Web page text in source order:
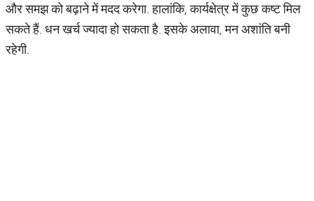
और समझ को बढ़ाने में मदद करेगा. हालांकि, कार्यक्षेत्र में कुछ कष्ट मिल
सकते हैं. धन खर्च ज्यादा हो सकता है. इसके अलावा, मन अशांति बनी
रहेगी.